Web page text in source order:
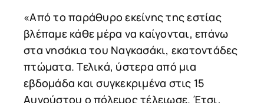
«Από το παράθυρο εκείνης της εστίας
βλέπαμε κάθε μέρα να καίγονται, επάνω
στα νησάκια του Ναγκασάκι, εκατοντάδες
πτώματα. Τελικά, ύστερα από μια
εβδομάδα και συγκεκριμένα στις 15
Αυγούστου ο πόλεμος τέλειωσε. Έτσι,